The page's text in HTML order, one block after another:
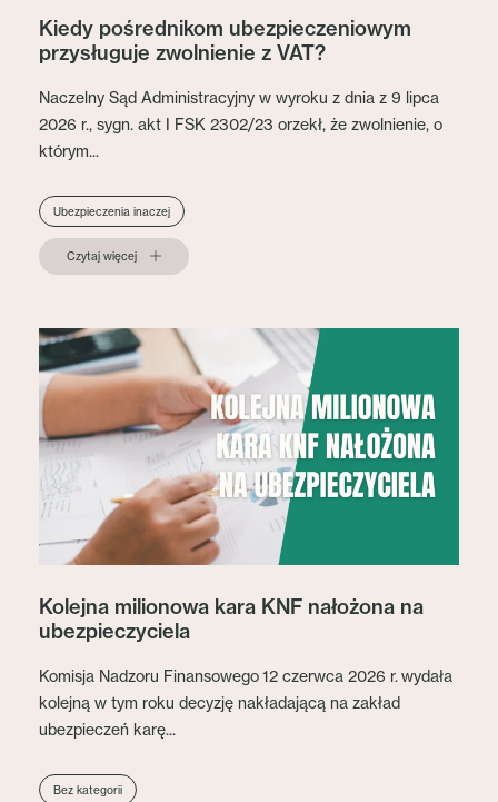
Kiedy pośrednikom ubezpieczeniowym
przysługuje zwolnienie z VAT?
Naczelny Sąd Administracyjny w wyroku z dnia z 9 lipca
2026 r., sygn. akt I FSK 2302/23 orzekł, że zwolnienie, o
którym...
Ubezpieczenia inaczej
Czytaj więcej
Kolejna milionowa kara KNF nałożona na
ubezpieczyciela
Komisja Nadzoru Finansowego 12 czerwca 2026 r. wydała
kolejną w tym roku decyzję nakładającą na zakład
ubezpieczeń karę...
Bez kategorii